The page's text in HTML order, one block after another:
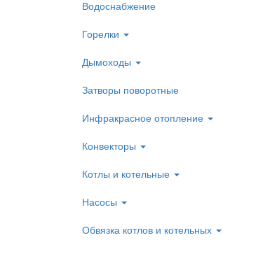
Водоснабжение
Горелки
Дымоходы
Затворы поворотные
Инфракрасное отопление
Конвекторы
Котлы и котельные
Насосы
Обвязка котлов и котельных